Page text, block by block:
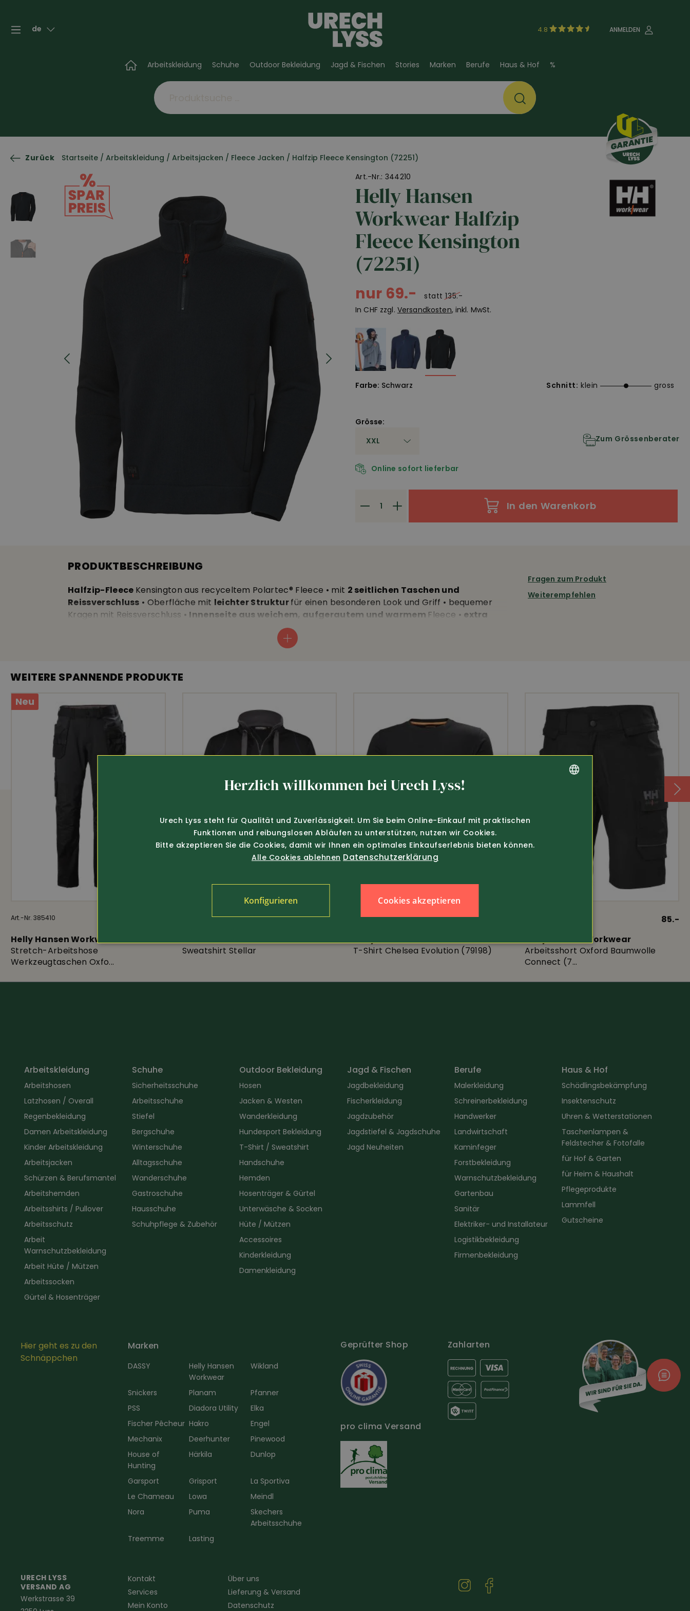
de 4.8 ANMELDEN
Arbeitskleidung Schuhe Outdoor Bekleidung Jagd & Fischen Stories Marken Berufe Haus & Hof %
Zurück Startseite / Arbeitskleidung / Arbeitsjacken / Fleece Jacken / Halfzip Fleece Kensington (72251)
Art.-Nr.: 344210
Helly Hansen
Workwear Halfzip
Fleece Kensington
(72251)
nur 69.- statt135.-
In CHF zzgl. Versandkosten, inkl. MwSt.
Farbe: Schwarz Schnitt: klein gross
Grösse:
Zum Grössenberater
Online sofort lieferbar
In den Warenkorb
PRODUKTBESCHREIBUNG
Halfzip-Fleece Kensington aus recyceltem Polartec® Fleece • mit 2 seitlichen Taschen und
Reissverschluss • Oberfläche mit leichter Strukturfür einen besonderen Look und Griff • bequemer
Kragen mit Reissverschluss • Innenseite aus weichem, aufgerautem und warmem Fleece • extra
für einen hohen Tragekomfort • leicht verlängertes Rückenteil • 92% Polyester (recycelt),
Fragen zum Produkt
Weiterempfehlen
WEITERE SPANNENDE PRODUKTE
Neu
Art.-Nr. 385410
Helly Hansen Workwear
Stretch-Arbeitshose
Werkzeugtaschen Oxfo...
Art.-Nr. 342310
59.80
Sweatshirt Stellar
Art.-Nr. 281010
T-Shirt Chelsea Evolution (79198)
85.-
Helly Hansen Workwear
Arbeitsshort Oxford Baumwolle
Connect (7...
Arbeitskleidung
Arbeitshosen
Latzhosen / Overall
Regenbekleidung
Damen Arbeitskleidung
Kinder Arbeitskleidung
Arbeitsjacken
Schürzen & Berufsmantel
Arbeitshemden
Arbeitsshirts / Pullover
Arbeitsschutz
Arbeit
Warnschutzbekleidung
Arbeit Hüte / Mützen
Arbeitssocken
Gürtel & Hosenträger
Schuhe
Sicherheitsschuhe
Arbeitsschuhe
Stiefel
Bergschuhe
Winterschuhe
Alltagsschuhe
Wanderschuhe
Gastroschuhe
Hausschuhe
Schuhpflege & Zubehör
Outdoor Bekleidung
Hosen
Jacken & Westen
Wanderkleidung
Hundesport Bekleidung
T-Shirt / Sweatshirt
Handschuhe
Hemden
Hosenträger & Gürtel
Unterwäsche & Socken
Hüte / Mützen
Accessoires
Kinderkleidung
Damenkleidung
Jagd & Fischen
Jagdbekleidung
Fischerkleidung
Jagdzubehör
Jagdstiefel & Jagdschuhe
Jagd Neuheiten
Berufe
Malerkleidung
Schreinerbekleidung
Handwerker
Landwirtschaft
Kaminfeger
Forstbekleidung
Warnschutzbekleidung
Gartenbau
Sanitär
Elektriker- und Installateur
Logistikbekleidung
Firmenbekleidung
Haus & Hof
Schädlingsbekämpfung
Insektenschutz
Uhren & Wetterstationen
Taschenlampen &
Feldstecher & Fotofalle
für Hof & Garten
für Heim & Haushalt
Pflegeprodukte
Lammfell
Gutscheine
Hier geht es zu den
Schnäppchen
Marken
DASSY
Helly Hansen
Workwear
Wikland
Snickers Planam
Pfanner
PSS
Diadora Utility
Elka
Fischer Pêcheur Hakro
Engel
Mechanix
Deerhunter
Pinewood
House of
Hunting
Härkila Dunlop
Garsport Grisport
La Sportiva
Le Chameau
Lowa
Meindl
Nora
Puma
Skechers
Arbeitsschuhe
Treemme
Lasting
Geprüfter Shop
pro clima Versand
Zahlarten
URECH LYSS
VERSAND AG
Werkstrasse 39
Kontakt
Über uns
Services
Lieferung & Versand
Mein Konto
Datenschutz
Herzlich willkommen bei Urech Lyss!
Urech Lyss steht für Qualität und Zuverlässigkeit. Um Sie beim Online-Einkauf mit praktischen
Funktionen und reibungslosen Abläufen zu unterstützen, nutzen wir Cookies.
Bitte akzeptieren Sie die Cookies, damit wir Ihnen ein optimales Einkaufserlebnis bieten können.
Alle Cookies ablehnen Datenschutzerklärung
Cookies akzeptieren
Konfigurieren